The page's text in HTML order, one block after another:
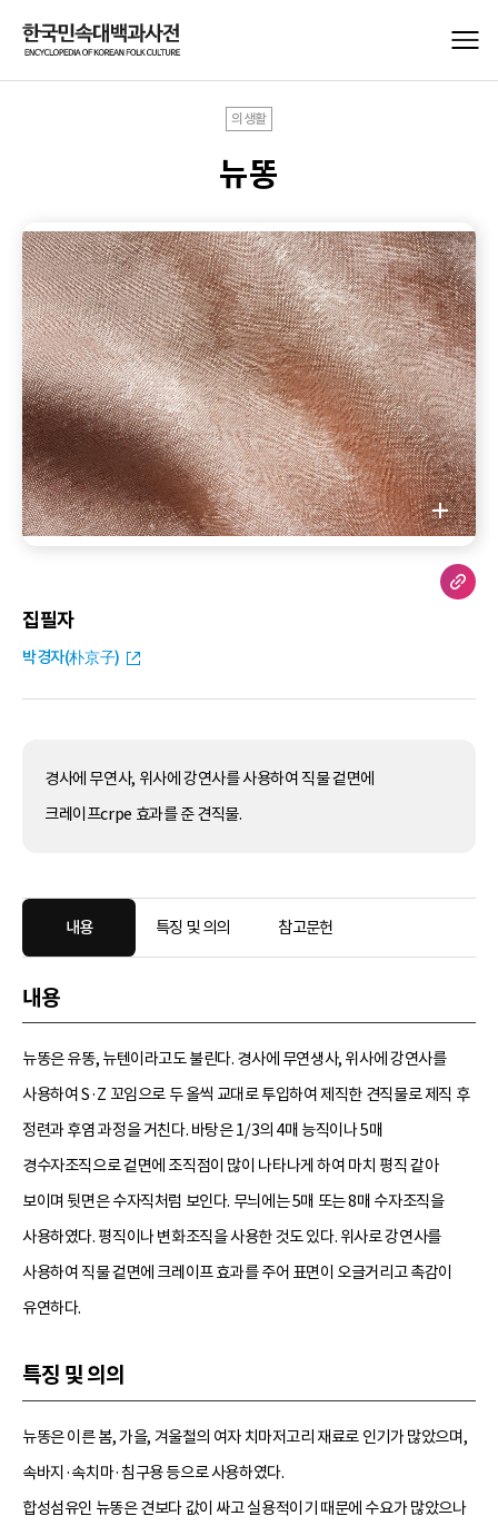
의생활
뉴똥
집필자
박경자(朴京子)
경사에 무연사, 위사에 강연사를 사용하여 직물 겉면에
크레이프crpe 효과를 준 견직물.
내용 특징 및 의의 참고문헌
내용
뉴똥은 유똥, 뉴텐이라고도 불린다. 경사에 무연생사, 위사에 강연사를
사용하여 S·Z 꼬임으로 두 올씩 교대로 투입하여 제직한 견직물로 제직 후
정련과 후염 과정을 거친다. 바탕은 1/3의 4매 능직이나 5매
경수자조직으로 겉면에 조직점이 많이 나타나게 하여 마치 평직 같아
보이며 뒷면은 수자직처럼 보인다. 무늬에는 5매 또는 8매 수자조직을
사용하였다. 평직이나 변화조직을 사용한 것도 있다. 위사로 강연사를
사용하여 직물 겉면에 크레이프 효과를 주어 표면이 오글거리고 촉감이
유연하다.
특징 및 의의
뉴똥은 이른 봄, 가을, 겨울철의 여자 치마저고리 재료로 인기가 많았으며,
속바지·속치마·침구용 등으로 사용하였다.
합성섬유인 뉴똥은 견보다 값이 싸고 실용적이기 때문에 수요가 많았으나